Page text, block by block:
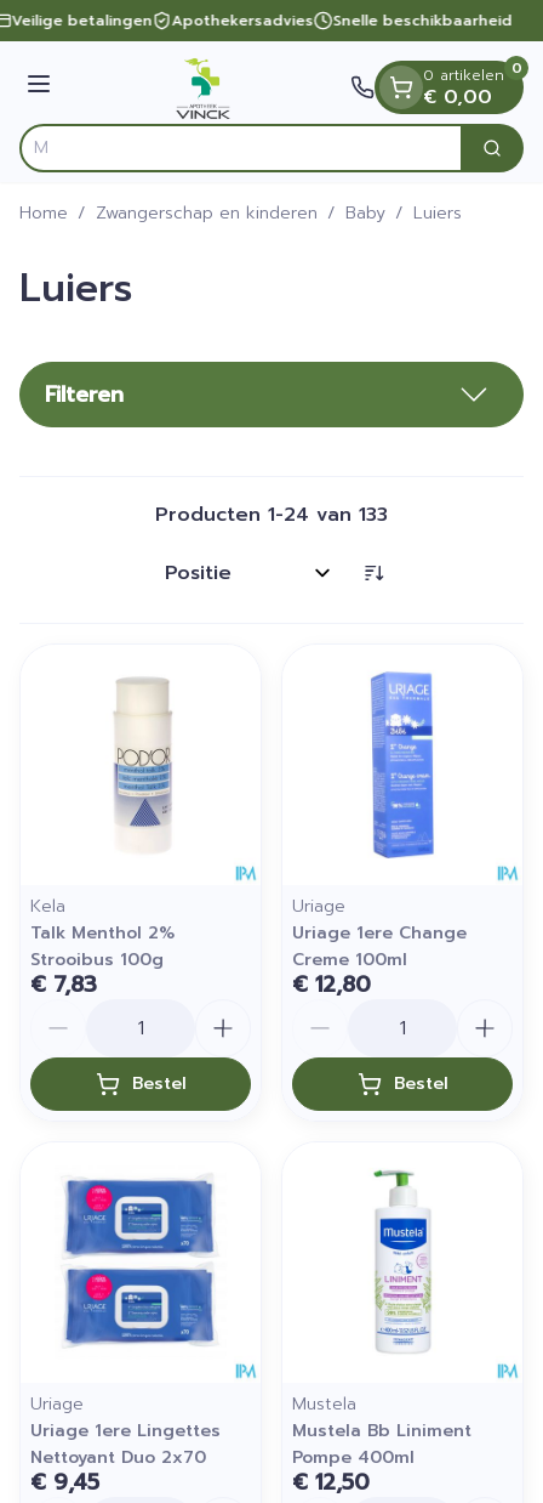
Ga naar de inhoud
1 van 1
Veilige betalingen Apothekersadvies Snelle beschikbaarheid
Menu
Product, merk, categorie...
Vin Zoek
0 artikelen
€ 0,00
0
Home / Zwangerschap en kinderen / Baby / Luiers
Luiers
Filteren
Producten 1-24 van 133
Sorteer op:
Kela
Talk Menthol 2%
Strooibus 100g
€ 7,83
Bestel
Uriage
Uriage 1ere Change
Creme 100ml
€ 12,80
Bestel
Uriage
Uriage 1ere Lingettes
Nettoyant Duo 2x70
€ 9,45
Mustela
Mustela Bb Liniment
Pompe 400ml
€ 12,50